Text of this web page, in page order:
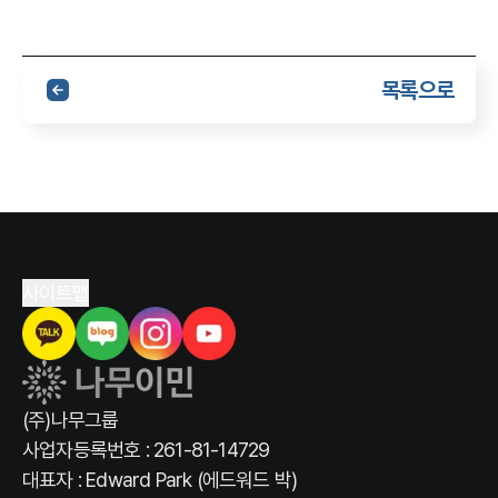
목록으로
(주)나무그룹
사업자등록번호 : 261-81-14729
대표자 : Edward Park (에드워드 박)